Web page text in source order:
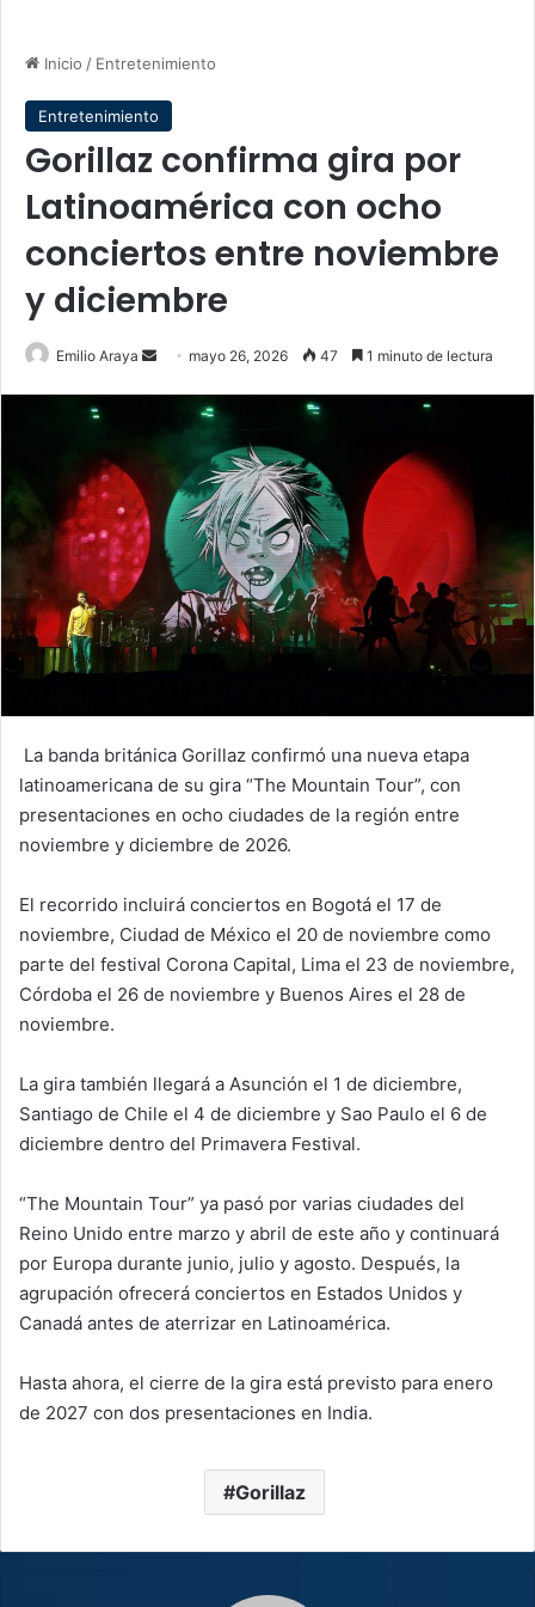
Inicio / Entretenimiento
Entretenimiento
Gorillaz confirma gira por
Latinoamérica con ocho
conciertos entre noviembre
y diciembre
Emilio Araya
Send mayo 26, 2026 47 1 minuto de lectura
La banda británica Gorillaz confirmó una nueva etapa
latinoamericana de su gira “The Mountain Tour”, con
presentaciones en ocho ciudades de la región entre
noviembre y diciembre de 2026.
El recorrido incluirá conciertos en Bogotá el 17 de
noviembre, Ciudad de México el 20 de noviembre como
parte del festival Corona Capital, Lima el 23 de noviembre,
Córdoba el 26 de noviembre y Buenos Aires el 28 de
noviembre.
La gira también llegará a Asunción el 1 de diciembre,
Santiago de Chile el 4 de diciembre y Sao Paulo el 6 de
diciembre dentro del Primavera Festival.
“The Mountain Tour” ya pasó por varias ciudades del
Reino Unido entre marzo y abril de este año y continuará
por Europa durante junio, julio y agosto. Después, la
agrupación ofrecerá conciertos en Estados Unidos y
Canadá antes de aterrizar en Latinoamérica.
Hasta ahora, el cierre de la gira está previsto para enero
de 2027 con dos presentaciones en India.
Gorillaz